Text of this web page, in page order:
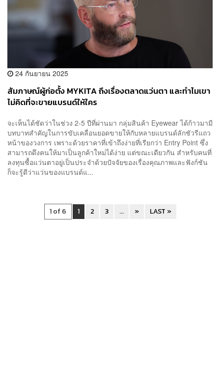
24 กันยายน 2025
สัมภาษณ์ผู้ก่อตั้ง MYKITA ถึงเรื่องตลาดแว่นตา และทำไมเขา
ไม่คิดที่จะขายแบรนด์ให้ใคร
จะเห็นได้ชัดว่าในช่วง 2-5 ปีที่ผ่านมา กลุ่มสินค้า Eyewear ได้ก้าวมามี
บทบาทสำคัญในการขับเคลื่อนยอดขายให้กับหลายแบรนด์ลักชัวรีแถว
หน้าของวงการ เพราะด้วยราคาที่เข้าถึงง่ายที่เรียกว่า Entry Point ซึ่ง
สามารถดึงคนให้มาเป็นลูกค้าใหม่ได้ง่าย แต่ขณะเดียวกัน สำหรับคนที่
ลงทุนซื้อแว่นตาอยู่เป็นประจำด้วยปัจจัยของเรื่องคุณภาพและฟังก์ชัน
ก็จะรู้ดีว่าแว่นของแบรนด์แ...
1 of 6 1 2 3 ... » LAST »